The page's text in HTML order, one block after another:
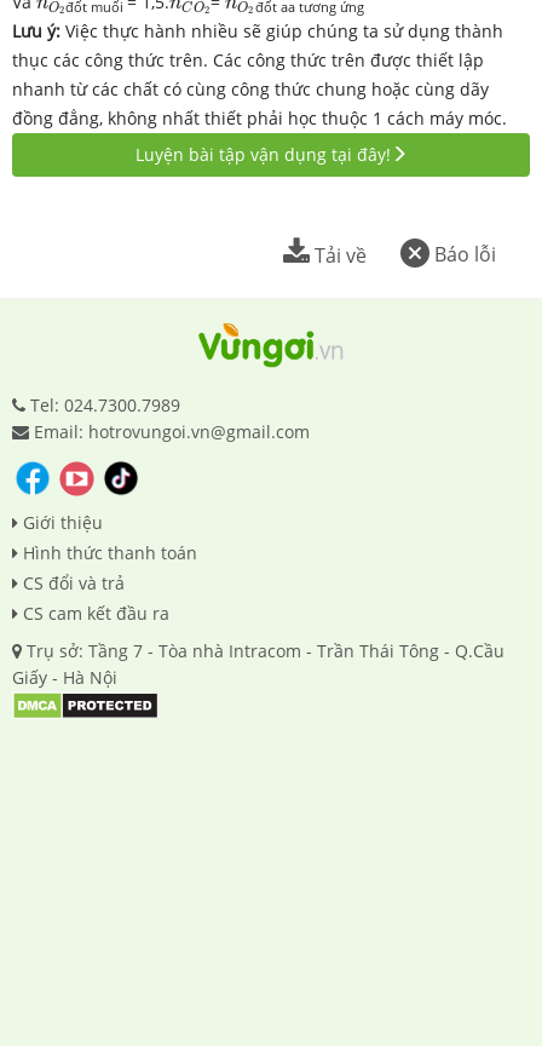
O2đốt muối CO2 O2 đốt aa tương ứng
Lưu ý: Việc thực hành nhiều sẽ giúp chúng ta sử dụng thành
thục các công thức trên. Các công thức trên được thiết lập
nhanh từ các chất có cùng công thức chung hoặc cùng dãy
đồng đẳng, không nhất thiết phải học thuộc 1 cách máy móc.
Luyện bài tập vận dụng tại đây!
Báo lỗi
Tải về
Tel: 024.7300.7989
Email: hotrovungoi.vn@gmail.com
Giới thiệu
Hình thức thanh toán
CS đổi và trả
CS cam kết đầu ra
Trụ sở: Tầng 7 - Tòa nhà Intracom - Trần Thái Tông - Q.Cầu
Giấy - Hà Nội